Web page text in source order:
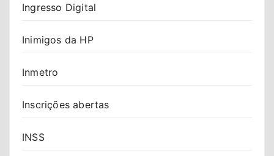
Ingresso Digital
Inimigos da HP
Inmetro
Inscrições abertas
INSS